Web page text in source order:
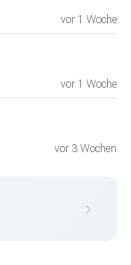
vor 1 Woche
vor 1 Woche
vor 3 Wochen